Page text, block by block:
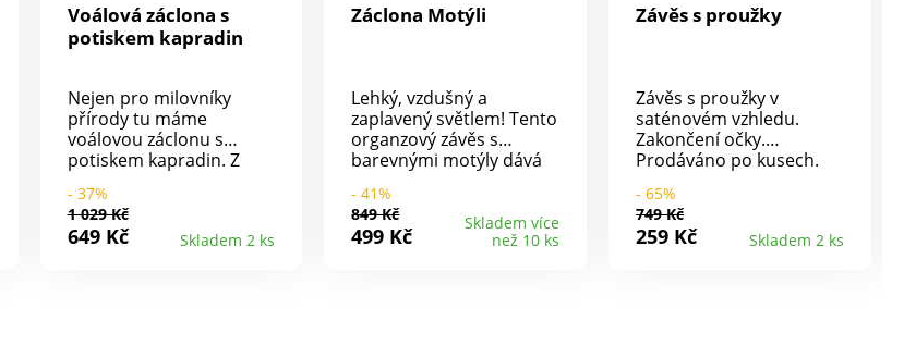
Voálová záclona s
potiskem kapradin
Nejen pro milovníky
přírody tu máme
voálovou záclonu s
potiskem kapradin. Z
decentně propouští
světlo. Potisk kapradin.
Zakončení 8 stříbrnými
- 37%
1 029 Kč
649 Kč Skladem 2 ks
Záclona Motýli
Lehký, vzdušný a
zaplavený světlem! Tento
organzový závěs s
barevnými motýly dává
svěží nádech - exkluzivní
a jedinečný. Skvělý efekt!
- 41%
849 Kč
499 Kč
Skladem více
než 10 ks
Závěs s proužky
Závěs s proužky v
saténovém vzhledu.
Zakončení očky.
Prodáváno po kusech.
prostředí doporučujeme
prát na 30 °C a sušit
volně na vzduchu.
- 65%
749 Kč
259 Kč Skladem 2 ks